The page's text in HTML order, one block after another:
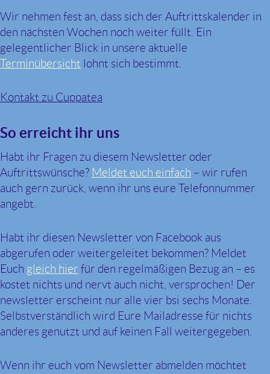
Wir nehmen fest an, dass sich der Auftrittskalender in
den nächsten Wochen noch weiter füllt. Ein
gelegentlicher Blick in unsere aktuelle
Terminübersicht lohnt sich bestimmt.
Kontakt zu Cuppatea
So erreicht ihr uns
Habt ihr Fragen zu diesem Newsletter oder
Auftrittswünsche? Meldet euch einfach – wir rufen
auch gern zurück, wenn ihr uns eure Telefonnummer
angebt.
Habt ihr diesen Newsletter von Facebook aus
abgerufen oder weitergeleitet bekommen? Meldet
Euch gleich hier für den regelmäßigen Bezug an – es
kostet nichts und nervt auch nicht, versprochen! Der
newsletter erscheint nur alle vier bsi sechs Monate.
Selbstverständlich wird Eure Mailadresse für nichts
anderes genutzt und auf keinen Fall weitergegeben.
Wenn ihr euch vom Newsletter abmelden möchtet